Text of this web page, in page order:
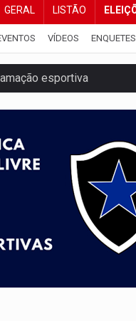
GERAL LISTÃO
VÍDEOS ENQUETES
esportiva
em ovos
alvo de denúncia por
para o Sudeste